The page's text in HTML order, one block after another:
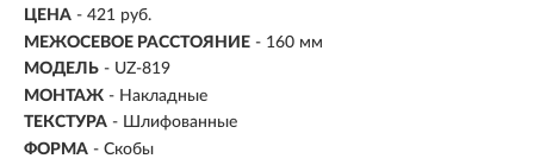
ЦЕНА - 421 руб.
МЕЖОСЕВОЕ РАССТОЯНИЕ - 160 мм
МОДЕЛЬ - UZ-819
МОНТАЖ - Накладные
ТЕКСТУРА - Шлифованные
ФОРМА - Скобы